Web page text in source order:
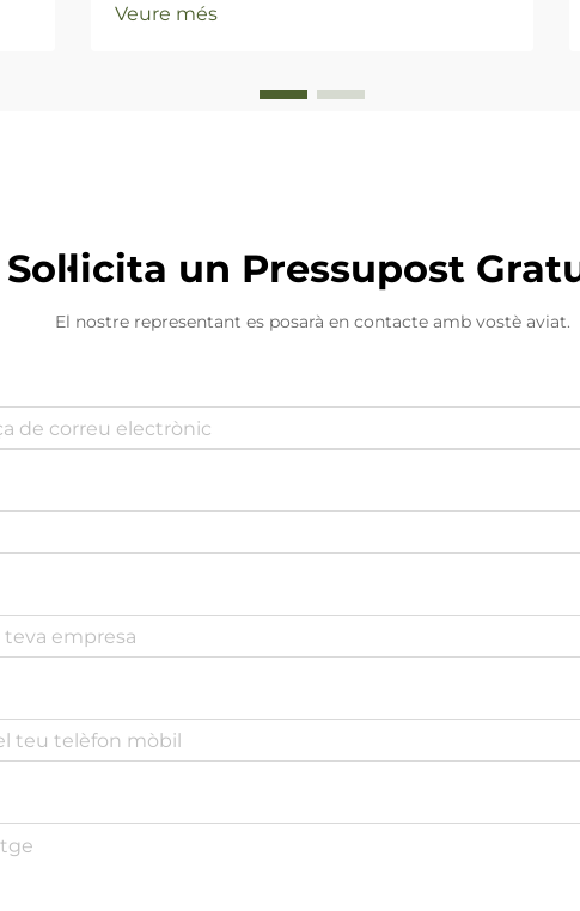
Veure més
Sol·licita un Pressupost
El nostre representant es posarà en contacte amb vostè aviat.